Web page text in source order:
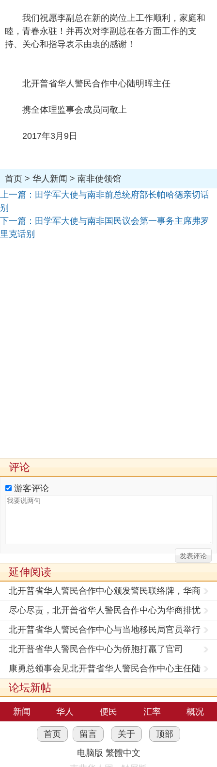
我们祝愿李副总在新的岗位上工作顺利，家庭和
睦，青春永驻！并再次对李副总在各方面工作的支
持、关心和指导表示由衷的感谢！
北开普省华人警民合作中心陆明晖主任
携全体理监事会成员同敬上
2017年3月9日
首页 > 华人新闻 > 南非使领馆
上一篇： 田学军大使与南非前总统府部长帕哈德亲切话
别
下一篇： 田学军大使与南非国民议会第一事务主席弗罗
里克话别
评论
游客评论
延伸阅读
北开普省华人警民合作中心颁发警民联络牌，华商
倍感安慰
尽心尽责，北开普省华人警民合作中心为华商排忧
解难！
北开普省华人警民合作中心与当地移民局官员举行
首次座
北开普省华人警民合作中心为侨胞打羸了官司
康勇总领事会见北开普省华人警民合作中心主任陆
明辉
论坛新帖
新闻 华人 便民 汇率 概况
首页 留言 关于
顶部
电脑版 繁體中文